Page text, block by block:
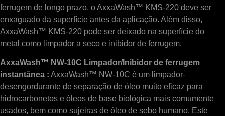
ferrugem de longo prazo, o AxxaWash™ KMS-220 deve ser
enxaguado da superfície antes da aplicação. Além disso,
AxxaWash™ KMS-220 pode ser deixado na superfície do
metal como limpador a seco e inibidor de ferrugem.
AxxaWash™ NW-10C Limpador/Inibidor de ferrugem
instantânea : AxxaWash™ NW-10C é um limpador-
desengordurante de separação de óleo muito eficaz para
hidrocarbonetos e óleos de base biológica mais comumente
usados, bem como sujeiras de óleo de sebo humano. Este